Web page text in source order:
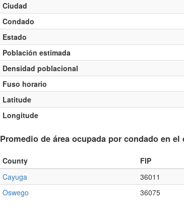
Ciudad
Condado
Estado
Población estimada
Densidad poblacional
Fuso horario
Latitude
Longitude
Promedio de área ocupada por condado en el
County FIP
Cayuga
36011
Oswego
36075